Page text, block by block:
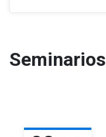
Seminarios